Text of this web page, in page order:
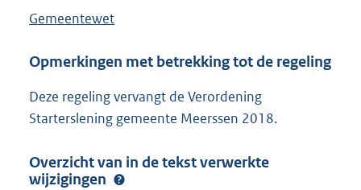
Gemeentewet
Opmerkingen met betrekking tot de regeling
Deze regeling vervangt de Verordening
Starterslening gemeente Meerssen 2018.
Overzicht van in de tekst verwerkte
wijzigingen